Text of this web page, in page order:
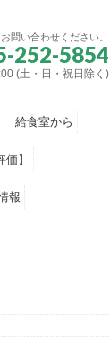
問い合わせください。
252-5854
(土・日・祝日除く)
給食室から
】
報